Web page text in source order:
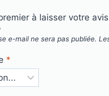
à laisser votre
e-mail ne sera pas publiée.
*